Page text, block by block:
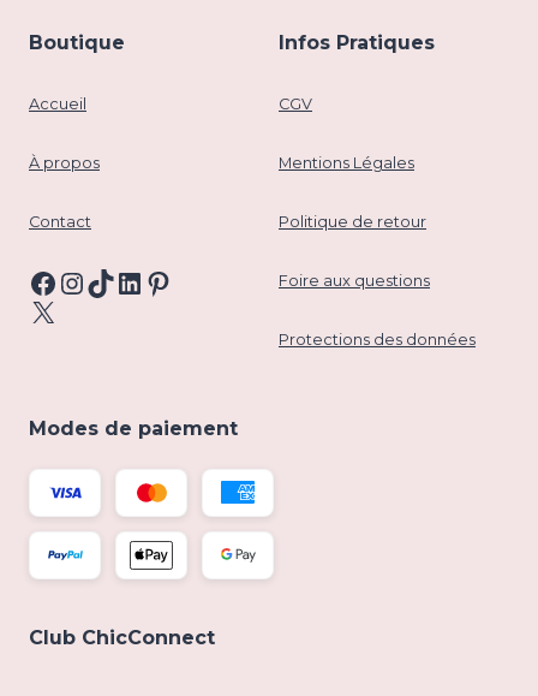
Boutique
Accueil
À propos
Contact
Facebook
Instagram
TikTok
LinkedIn
Pinterest
X
Infos Pratiques
CGV
Mentions Légales
Politique de retour
Foire aux questions
Protections des données
Modes de paiement
Club ChicConnect